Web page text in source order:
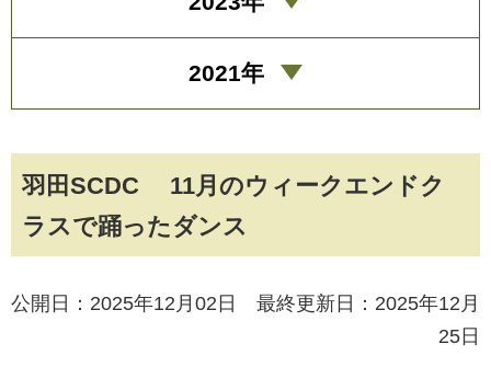
羽田SCDC 11月のウィークエンドク
ラスで踊ったダンス
公開日：2025年12月02日 最終更新日：2025年12月
25日
2021年